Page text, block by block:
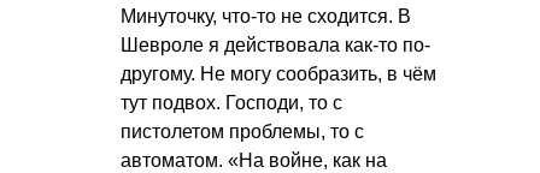
Минуточку, что-то не сходится. В
Шевроле я действовала как-то по-
другому. Не могу сообразить, в чём
тут подвох. Господи, то с
пистолетом проблемы, то с
автоматом. «На войне, как на